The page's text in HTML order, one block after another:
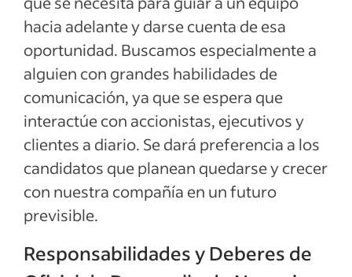
hacia adelante y darse cuenta de esa
oportunidad. Buscamos especialmente a
alguien con grandes habilidades de
comunicación, ya que se espera que
interactúe con accionistas, ejecutivos y
clientes a diario. Se dará preferencia a los
candidatos que planean quedarse y crecer
con nuestra compañía en un futuro
previsible.
Responsabilidades y Deberes de